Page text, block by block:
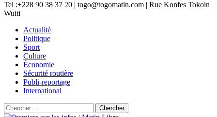
Tel :+228 90 38 37 20 | togo@togomatin.com | Rue Konfes Tokoin
Wuiti
Actualité
Politique
Sport
Culture
Économie
Sécurité routière
Publi-reportage
International